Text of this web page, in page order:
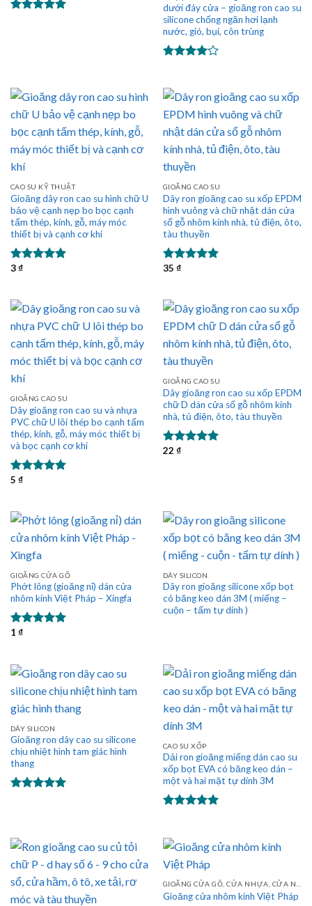
dưới đáy cửa – gioăng ron cao su
silicone chống ngăn hơi lạnh
nước, gió, bụi, côn trùng
4.00
sao
CAO SU KỸ THUẬT
Gioăng dây ron cao su hình chữ U
bảo vệ cạnh nẹp bo bọc cạnh
tấm thép, kính, gỗ, máy móc
thiết bị và cạnh cơ khí
Được xếp
3₫
GIOĂNG CAO SU
Dây ron gioăng cao su xốp EPDM
hình vuông và chữ nhật dán cửa
sổ gỗ nhôm kính nhà, tủ điện, ôto,
tàu thuyền
Được xếp
35 ₫
GIOĂNG CAO SU
Dây gioăng ron cao su và nhựa
PVC chữ U lõi thép bo cạnh tấm
thép, kính, gỗ, máy móc thiết bị
và bọc cạnh cơ khí
Được xếp
5 ₫
GIOĂNG CAO SU
Dây gioăng ron cao su xốp EPDM
chữ D dán cửa sổ gỗ nhôm kính
nhà, tủ điện, ôto, tàu thuyền
Được xếp
22 ₫
GIOĂNG CỬA GỖ
Phớt lông (gioăng nỉ) dán cửa
nhôm kính Việt Pháp – Xingfa
Được xếp
1 ₫
DÂY SILICON
Dây ron gioăng silicone xốp bọt
có băng keo dán 3M ( miếng –
cuộn – tấm tự dính )
DÂY SILICON
Gioăng ron dây cao su silicone
chịu nhiệt hình tam giác hình
thang
CAO SU XỐP
Dải ron gioăng miếng dán cao su
xốp bọt EVA có băng keo dán –
một và hai mặt tự dính 3M
5 sao
GIOĂNG CỬA GỖ, CỬA NHỰA, CỬA NHÔM
Gioăng cửa nhôm kính Việt Pháp